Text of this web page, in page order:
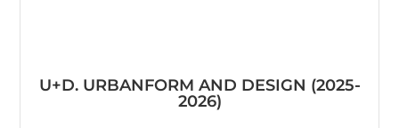
U+D. URBANFORM AND DESIGN (2025-
2026)